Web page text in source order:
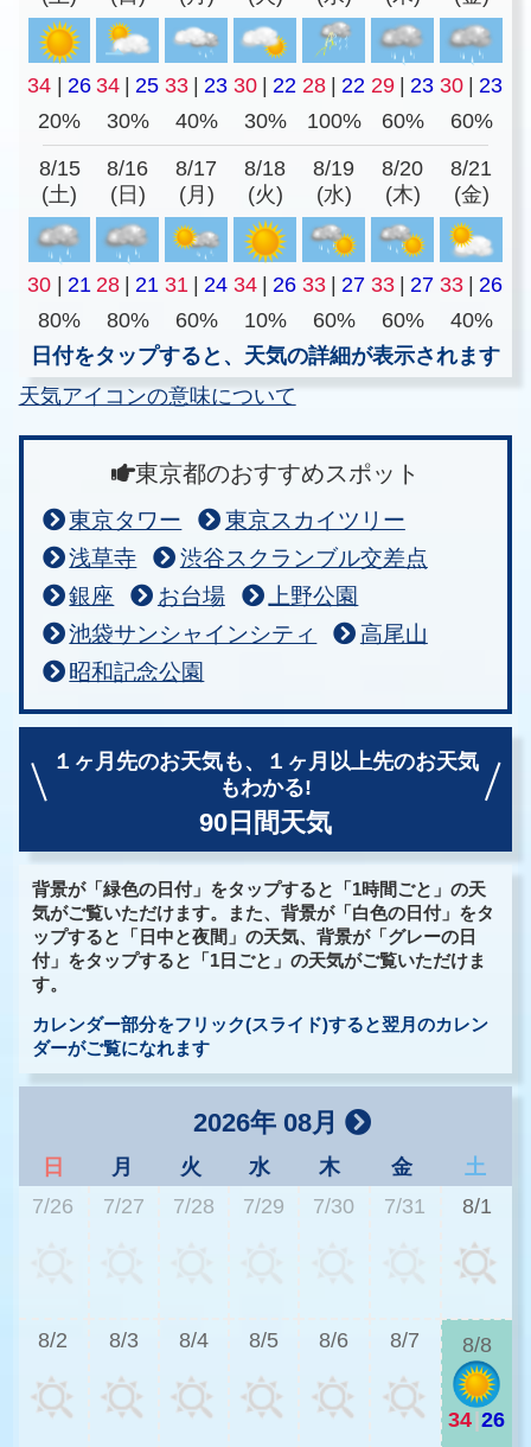
34 | 26 34 | 25 33 | 23 30 | 22 28 | 22 29 | 23 30 | 23
20%
30% 40% 30% 100% 60% 60%
8/15
(土)
8/16
(日)
8/17
(月)
8/18
(火)
8/19
(水)
8/20
(木)
8/21
(金)
30 21 28 21 31 24 34 26 33 27 33 27 33
26
80%
80% 60% 10% 60% 60%
40%
日付をタップすると、天気の詳細が表示されます
天気アイコンの意味について
東京都のおすすめスポット
東京タワー
東京スカイツリー
浅草寺
渋谷スクランブル交差点
銀座
お台場
上野公園
池袋サンシャインシティ
高尾山
昭和記念公園
１ヶ月先のお天気も、
１ヶ月以上先のお天気
もわかる!
90日間天気
背景が「緑色の日付」をタップすると「1時間ごと」の天
気がご覧いただけます。また、背景が「白色の日付」をタ
ップすると「日中と夜間」の天気、背景が「グレーの日
付」をタップすると「1日ごと」の天気がご覧いただけま
す。
カレンダー部分をフリック(スライド)すると翌月のカレン
ダーがご覧になれます
2026年 08月
日 月 火 水 木 金
土
7/26
7/27 7/28 7/29 7/30 7/31 8/1
8/2 8/3 8/4 8/5 8/6 8/7 8/8
34 26